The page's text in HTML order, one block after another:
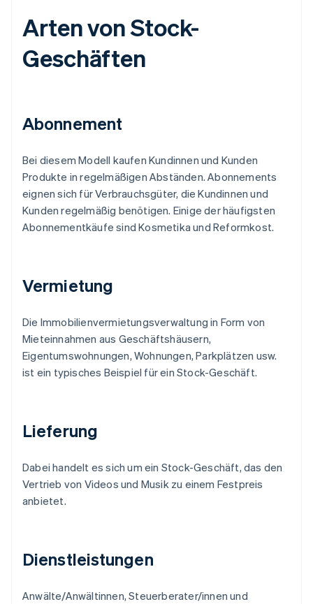
Arten von Stock-
Geschäften
Abonnement
Bei diesem Modell kaufen Kundinnen und Kunden
Produkte in regelmäßigen Abständen. Abonnements
eignen sich für Verbrauchsgüter, die Kundinnen und
Kunden regelmäßig benötigen. Einige der häufigsten
Abonnementkäufe sind Kosmetika und Reformkost.
Vermietung
Die Immobilienvermietungsverwaltung in Form von
Mieteinnahmen aus Geschäftshäusern,
Eigentumswohnungen, Wohnungen, Parkplätzen usw.
ist ein typisches Beispiel für ein Stock-Geschäft.
Lieferung
Dabei handelt es sich um ein Stock-Geschäft, das den
Vertrieb von Videos und Musik zu einem Festpreis
anbietet.
Dienstleistungen
Anwälte/Anwältinnen, Steuerberater/innen und